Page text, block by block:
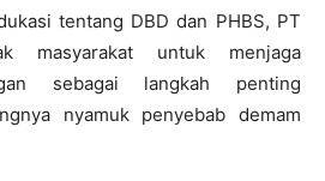
tentang DBD dan PHBS, PT
masyarakat untuk menjaga
sebagai langkah penting
nyamuk penyebab demam